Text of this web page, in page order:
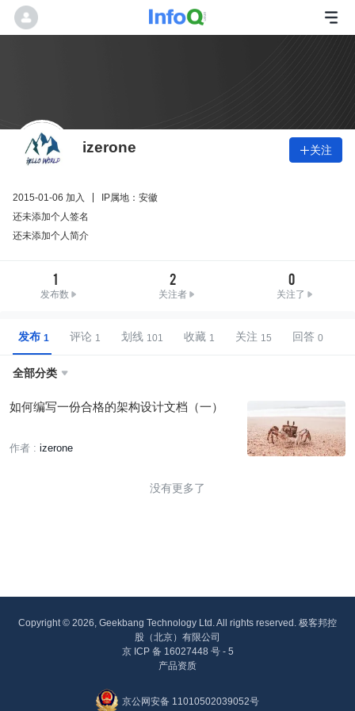
izerone 关注
2015-01-06 加入
IP属地：安徽
还未添加个人签名
还未添加个人简介
1
发布数
2
关注者
0
关注了
发布 评论 划线 收藏 关注 回答
全部分类 
如何编写一份合格的架构设计文档（一）
作者 : izerone
没有更多了
Copyright © 2026, Geekbang Technology Ltd. All rights reserved. 极客邦控
股（北京）有限公司
京 ICP 备 16027448 号 - 5
产品资质
京公网安备 11010502039052号